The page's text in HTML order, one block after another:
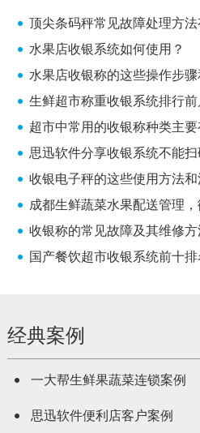
顶尖条码秤常见故障处理方法
水果店收银系统如何使用？
水果店收银称的这些操作步
生鲜超市称重收银系统排行
超市中常用的收银称种类主要
思迅软件分享收银系统不能
收银电子秤的这些使用方法
成都生鲜蔬菜水果配送管理
收银称的常见故障及其维修
国产餐饮超市收银系统前十
经典案例
一大帮生鲜果蔬菜连锁案例
思迅软件便利店客户案例